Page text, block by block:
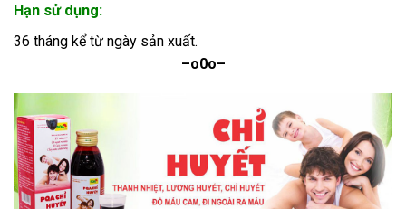
Hạn sử dụng:
36 tháng kể từ ngày sản xuất.
–o0o–